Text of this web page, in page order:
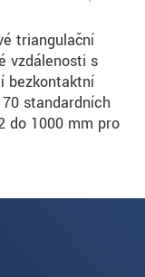
triangulační
vzdálenosti s
bezkontaktní
standardních
do 1000 mm pro